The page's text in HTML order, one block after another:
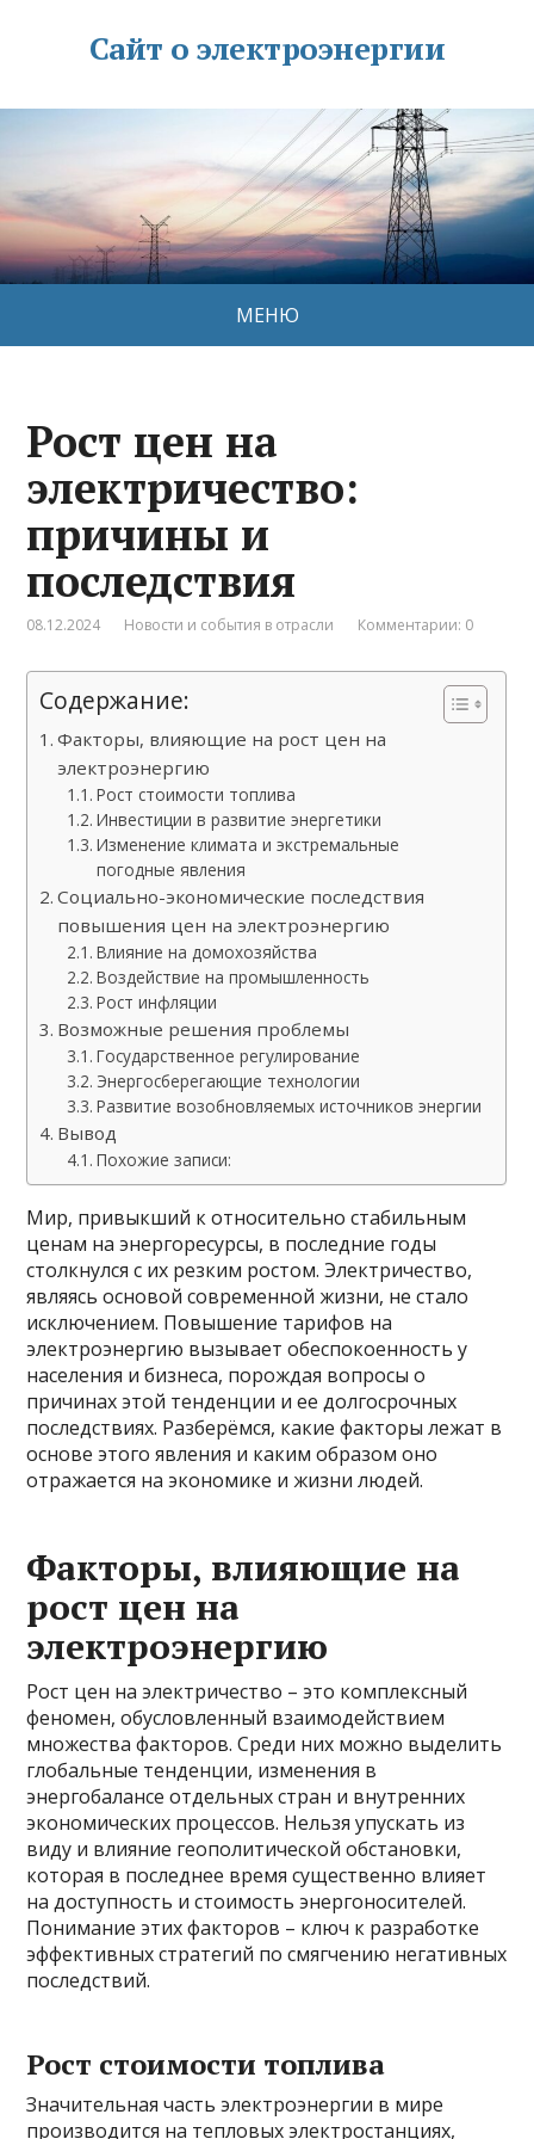
Сайт о электроэнергии
МЕНЮ
Рост цен на
электричество:
причины и
последствия
08.12.2024 Новости и события в отрасли Комментарии: 0
Содержание:
Факторы, влияющие на рост цен на
электроэнергию
Рост стоимости топлива
Инвестиции в развитие энергетики
Изменение климата и экстремальные
погодные явления
Социально-экономические последствия
повышения цен на электроэнергию
Влияние на домохозяйства
Воздействие на промышленность
Рост инфляции
Возможные решения проблемы
Государственное регулирование
Энергосберегающие технологии
Развитие возобновляемых источников энергии
Вывод
Похожие записи:
Мир, привыкший к относительно стабильным
ценам на энергоресурсы, в последние годы
столкнулся с их резким ростом. Электричество,
являясь основой современной жизни, не стало
исключением. Повышение тарифов на
электроэнергию вызывает обеспокоенность у
населения и бизнеса, порождая вопросы о
причинах этой тенденции и ее долгосрочных
последствиях. Разберёмся, какие факторы лежат в
основе этого явления и каким образом оно
отражается на экономике и жизни людей.
Факторы, влияющие на
рост цен на
электроэнергию
Рост цен на электричество – это комплексный
феномен, обусловленный взаимодействием
множества факторов. Среди них можно выделить
глобальные тенденции, изменения в
энергобалансе отдельных стран и внутренних
экономических процессов. Нельзя упускать из
виду и влияние геополитической обстановки,
которая в последнее время существенно влияет
на доступность и стоимость энергоносителей.
Понимание этих факторов – ключ к разработке
эффективных стратегий по смягчению негативных
последствий.
Рост стоимости топлива
Значительная часть электроэнергии в мире
производится на тепловых электростанциях,